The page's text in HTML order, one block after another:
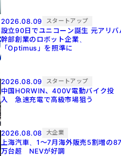
2026.08.09 スタートアップ
設立90日でユニコーン誕生 元アリババ
幹部創業のロボット企業、
「Optimus」を照準に
2026.08.09 スタートアップ
中国HORWIN、400V電動バイク投
入 急速充電で高級市場狙う
2026.08.08 大企業
上海汽車、1～7月海外販売5割増の
万台超 NEVが好調